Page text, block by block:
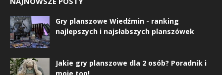
Gry planszowe Wiedźmin - ranking
najlepszych i najsłabszych planszówek
Jakie gry planszowe dla 2 osób? Poradnik i